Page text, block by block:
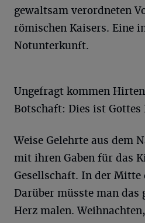
gewaltsam verordneten
römischen Kaisers. Eine
Notunterkunft.
Ungefragt kommen
Botschaft: Dies ist Gottes
Weise Gelehrte aus dem
mit ihren Gaben für das
Gesellschaft. In der Mitte
Darüber müsste man das
Herz malen.